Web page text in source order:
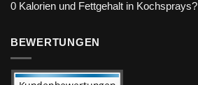
0 Kalorien und Fettgehalt in Kochsprays?
BEWERTUNGEN